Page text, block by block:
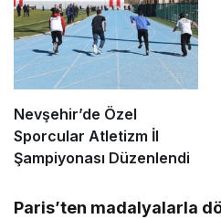
Nevşehir’de Özel
Sporcular Atletizm İl
Şampiyonası Düzenlendi
Paris’ten madalyalarla